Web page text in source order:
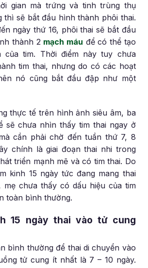
gian mà trứng và tinh trùng thụ
thì sẽ bắt đầu hình thành phôi thai.
ngày thứ 16, phôi thai sẽ bắt đầu
thành 2 mạch máu để có thể tạo
của tim. Thời điểm này tuy chưa
tim thai, nhưng do có các hoạt
nó cũng bắt đầu đập như một
thực tế trên hình ảnh siêu âm, ba
sẽ chưa nhìn thấy tim thai ngay ở
cần phải chờ đến tuần thứ 7, 8
chính là giai đoạn thai nhi trong
triển mạnh mẽ và có tim thai. Do
kinh 15 ngày tức đang mang thai
mẹ chưa thấy có dấu hiệu của tim
toàn bình thường.
15 ngày thai vào tử cung
bình thường để thai di chuyển vào
tử cung ít nhất là 7 – 10 ngày.